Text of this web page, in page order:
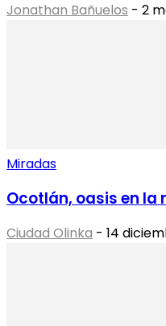
Jonathan Bañuelos - 2
Miradas
Ocotlán, oasis en
Ciudad Olinka - 14